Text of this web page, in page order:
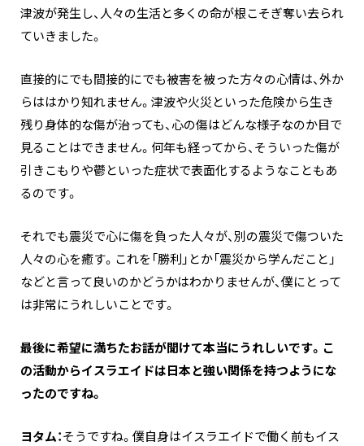
津波が発生し、人々の生活と多くの命が根こそぎ奪い去られ
ていきました。
直接的にでも間接的にでも被害を被った方々の心情は、外か
らははかり知れません。津波や火災といった危険から生き
残り身体的な傷が治っても、心の傷はどんな様子なのか目で
見ることはできません。何年も経ってから、そういった傷が
引きこもりや鬱といった症状で表面化するようなこともあ
るのです。
それでも震災で心に傷を負った人々が、別の震災で傷ついた
人々の心を癒す。これを「勝利」とか「震災から学んだこと」
などと言って良いのかどうかはわかりませんが、僕にとって
は非常にうれしいことです。
―――最後に希望に満ちたお話が聞けて本当にうれしいです。こ
の活動からイスラエイドは日本と強い関係を持つようにな
ったのですね。
ヨタム：そうですね。僕自身はイスラエイドで働く前もイス